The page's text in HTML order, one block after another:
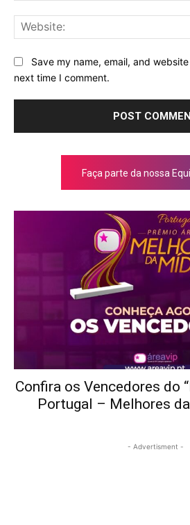
Save my name, email, and
next time I comment.
Faça parte da nossa
Confira os Vencedores do
Portugal – Melhores
- Advertisment -